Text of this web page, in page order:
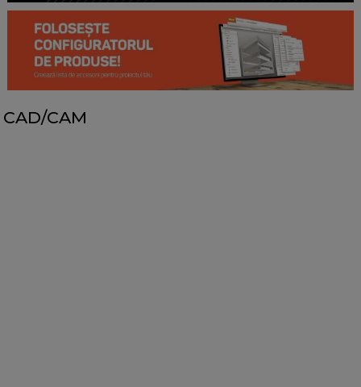
CAD/CAM